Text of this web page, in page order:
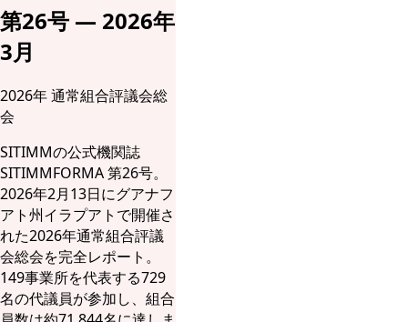
第26号 — 2026年
3月
2026年 通常組合評議会総
会
SITIMMの公式機関誌
SITIMMFORMA 第26号。
2026年2月13日にグアナフ
アト州イラプアトで開催さ
れた2026年通常組合評議
会総会を完全レポート。
149事業所を代表する729
名の代議員が参加し、組合